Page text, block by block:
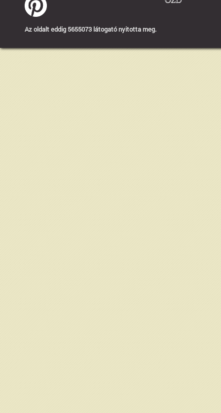
Az oldalt eddig 5655073 látogató nyitotta meg.